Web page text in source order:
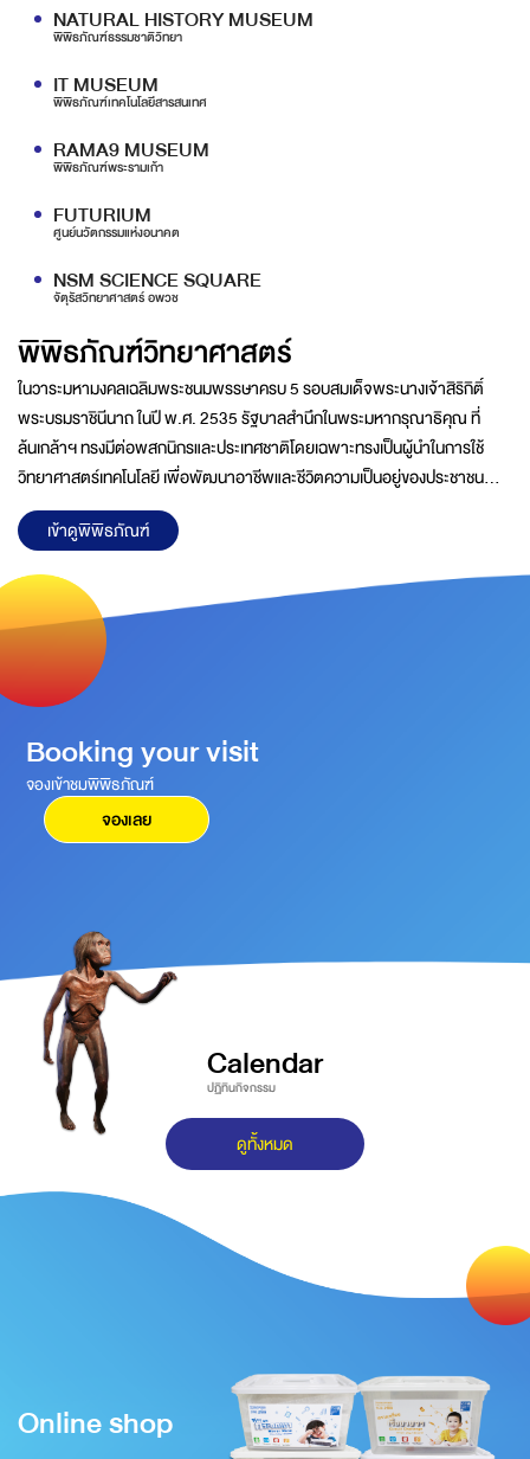
พิพิธภัณฑ์วิทยาศาสตร์
ในวาระมหามงคลเฉลิมพระชนมพรรษาครบ 5 รอบสมเด็จพระนางเจ้าสิริกิติ์
พระบรมราชินีนาถ ในปี พ.ศ. 2535 รัฐบาลสำนึกในพระมหากรุณาธิคุณ ที่
ล้นเกล้าฯ ทรงมีต่อพสกนิกรและประเทศชาติโดยเฉพาะทรงเป็นผู้นำในการใช้
วิทยาศาสตร์เทคโนโลยี เพื่อพัฒนาอาชีพและชีวิตความเป็นอยู่ของประชาชน
ฟื้นฟูทรัพยากรธรรมชาติ และสิ่งแวดล้อมตลอดจนการอนุรักษ์ศิลปวัฒนธรรม
ของไทยในท้องถิ่นชนบทที่ห่างไกลมาอย่างต่อเนื่องด้วยความวิริยะอุตสาหะจน
การตื่นตัวด้านการวิจัยและพัฒนาทางวิทยาศาสตร์ และเทคโนโลยีในชีวิตประจำ
วัน ส่งผลต่อการยกระดับสภาพความเป็นอยู่ของประชาชน และการพัฒนา
ประเทศอย่างมีประสิทธิภาพคณะรัฐมนตรีในครั้งนั้นจึงได้ดำเนิน
เข้าดูพิพิธภัณฑ์
NATURAL HISTORY MUSEUM
พิพิธภัณฑ์ธรรมชาติวิทยา
IT MUSEUM
พิพิธภัณฑ์เทคโนโลยีสารสนเทศ
RAMA9 MUSEUM
พิพิธภัณฑ์พระรามเก้า
FUTURIUM
ศูนย์นวัตกรรมแห่งอนาคต
NSM SCIENCE SQUARE
จัตุรัสวิทยาศาสตร์ อพวช
Booking your visit
จองเข้าชมพิพิธภัณฑ์
จองเลย
Calendar
ปฏิทินกิจกรรม
ดูทั้งหมด
Online shop